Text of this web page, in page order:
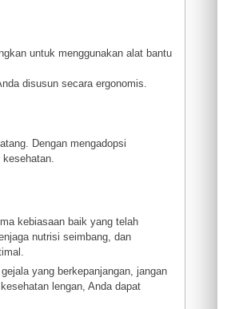
untuk menggunakan alat bantu
disusun secara ergonomis.
Dengan mengadopsi
kesehatan.
kebiasaan baik yang telah
nutrisi seimbang, dan
yang berkepanjangan, jangan
lengan, Anda dapat